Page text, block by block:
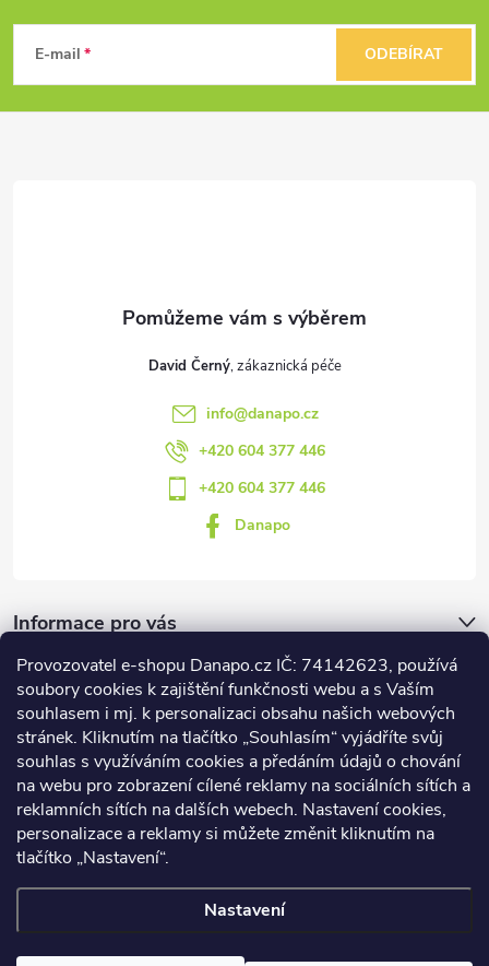
Provozovatel e-shopu Danapo.cz IČ: 74142623, používá
soubory cookies k zajištění funkčnosti webu a s Vaším
souhlasem i mj. k personalizaci obsahu našich webových
stránek. Kliknutím na tlačítko „Souhlasím“ vyjádříte svůj
souhlas s využíváním cookies a předáním údajů o chování
na webu pro zobrazení cílené reklamy na sociálních sítích a
reklamních sítích na dalších webech. Nastavení cookies,
personalizace a reklamy si můžete změnit kliknutím na
tlačítko „Nastavení“.
Nastavení
p
E-mail ODEBÍRAT
David Černý
info@danapo.cz
+420 604 377 446
+420 604 377 446
Danapo
Informace pro vás
Dotazník
Co upřednosťnujete?
Počet hlasů:437
Facebook